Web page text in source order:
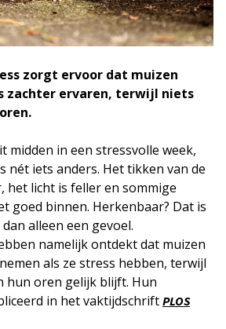
zorgt ervoor dat muizen
zachter ervaren, terwijl niets
midden in een stressvolle week,
nét iets anders. Het tikken van de
licht is feller en sommige
goed binnen. Herkenbaar? Dat is
alleen een gevoel.
namelijk ontdekt dat muizen
als ze stress hebben, terwijl
hun oren gelijk blijft. Hun
in het vaktijdschrift PLOS